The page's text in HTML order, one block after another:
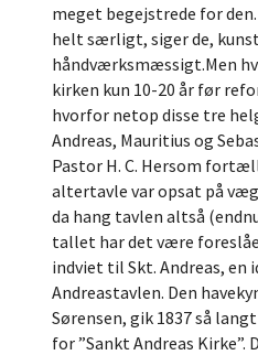
meget begejstrede for
helt særligt, siger de,
håndværksmæssigt.Men
kirken kun 10-20 år før
hvorfor netop disse tre
Andreas, Mauritius og
Pastor H. C. Hersom
altertavle var opsat på
da hang tavlen altså
tallet har det være
indviet til Skt. Andreas, en
Andreastavlen. Den
Sørensen, gik 1837 så
for ”Sankt Andreas Kirke”.